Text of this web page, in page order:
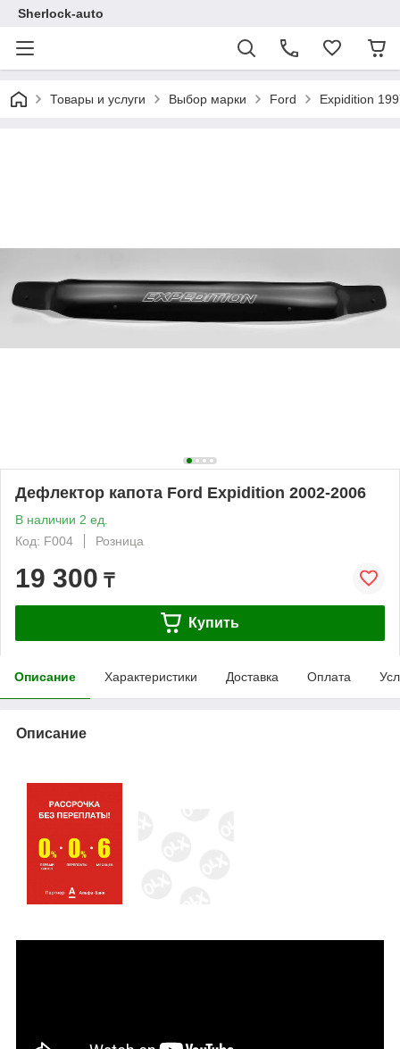
Sherlock-auto
Товары и услуги Выбор марки Ford Expidition
Дефлектор капота Ford Expidition 2002-2006
В наличии 2 ед.
Код: F004
Розница
19 300 ₸
Купить
Описание Характеристики Доставка Оплата
Описание